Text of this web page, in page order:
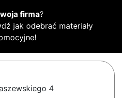
firma?
jak odebrać materiały
4